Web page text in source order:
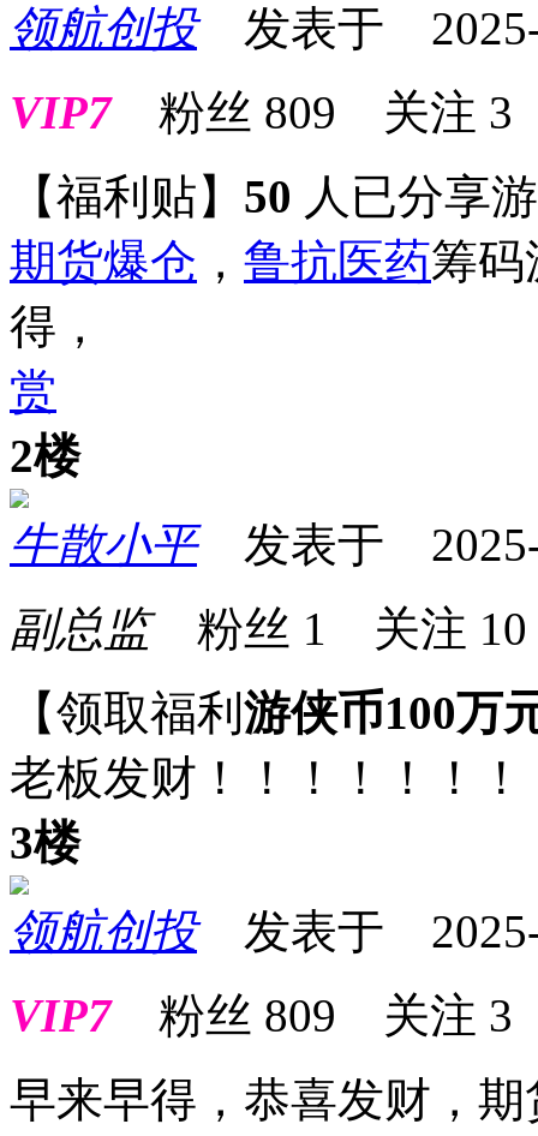
领航创投发表于 2025-
VIP7粉丝 809 关注 3
【福利贴】 50 人已分享
期货爆仓 ， 鲁抗医药筹码
得，
赏
2楼
牛散小平发表于 2025-
副总监粉丝 1 关注 10
【领取福利 游侠币100万
老板发财！！！！！！
3楼
领航创投发表于 2025-
VIP7粉丝 809 关注 3
早来早得，恭喜发财，期